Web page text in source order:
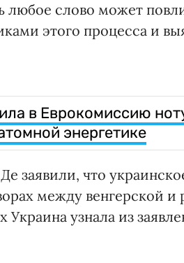
любое слово может
этого процесса и
в Еврокомиссию
энергетике
заявили, что
между венгерской и
Украина узнала из